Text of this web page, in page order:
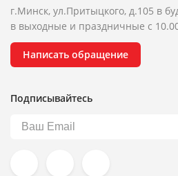
г.Минск, ул.Притыцкого, д.105 в
в выходные и праздничные с
Написать обращение
Подписывайтесь